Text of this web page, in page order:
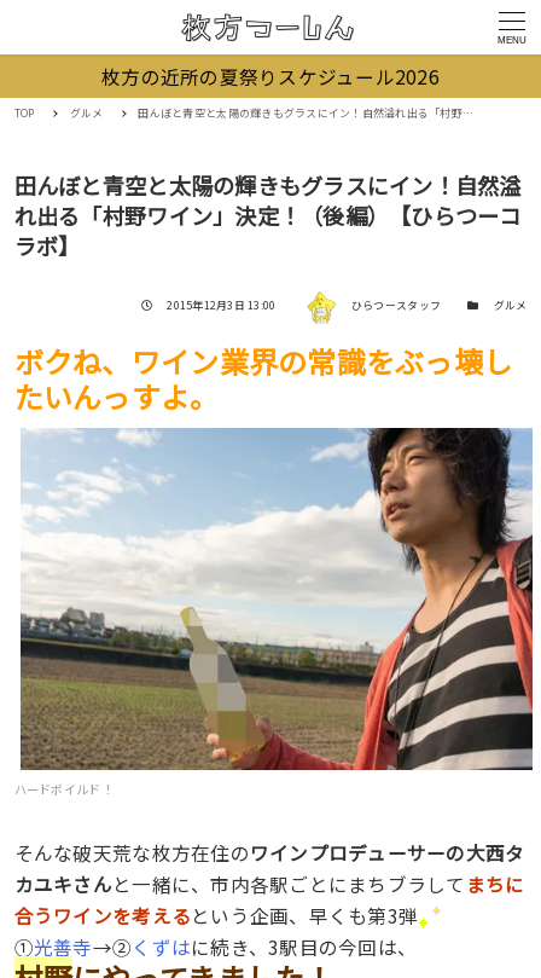
MENU
枚方の近所の夏祭りスケジュール2026
TOP グルメ 田んぼと青空と太陽の輝きもグラスにイン！自然溢れ出る「村野ワイン」決定！（後編）【ひらつーコラボ】
田んぼと青空と太陽の輝きもグラスにイン！自然溢
れ出る「村野ワイン」決定！（後編）【ひらつーコ
ラボ】
投稿日
2015年12月3日 13:00 著者 ひらつースタッフ カテゴリー
グルメ
ボクね、ワイン業界の常識をぶっ壊し
たいんっすよ。
ハードボイルド！
そんな破天荒な枚方在住のワインプロデューサーの大西タ
カユキさんと一緒に、市内各駅ごとにまちブラして まちに
合うワインを考えるという企画、早くも第3弾
①光善寺→②くずはに続き、3駅目の今回は、